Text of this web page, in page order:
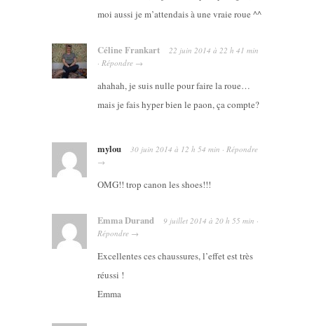
moi aussi je m’attendais à une vraie roue ^^
Céline Frankart 22 juin 2014 à 22 h 41 min
· Répondre →
ahahah, je suis nulle pour faire la roue…
mais je fais hyper bien le paon, ça compte?
mylou 30 juin 2014 à 12 h 54 min · Répondre
→
OMG!! trop canon les shoes!!!
Emma Durand 9 juillet 2014 à 20 h 55 min ·
Répondre →
Excellentes ces chaussures, l’effet est très
réussi !
Emma